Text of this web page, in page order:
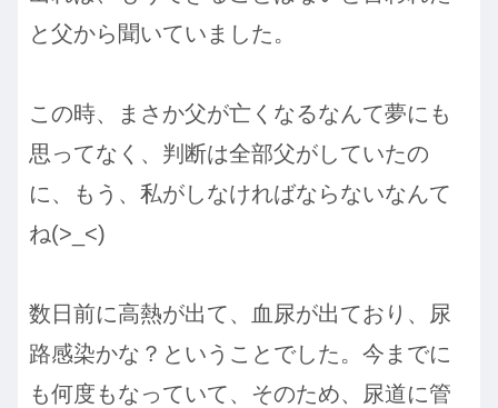
と父から聞いていました。
この時、まさか父が亡くなるなんて夢にも
思ってなく、判断は全部父がしていたの
に、もう、私がしなければならないなんて
ね(>_<)
数日前に高熱が出て、血尿が出ており、尿
路感染かな？ということでした。今までに
も何度もなっていて、そのため、尿道に管